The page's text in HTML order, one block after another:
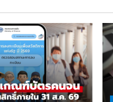
วัน
ไหน
และ
เงื่อนไข
การ
รับ
เงิน